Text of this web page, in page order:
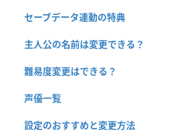
セーブデータ連動の特典
主人公の名前は変更できる？
難易度変更はできる？
声優一覧
設定のおすすめと変更方法